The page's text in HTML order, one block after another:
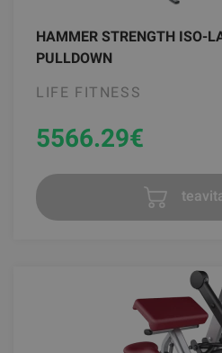
HAMMER STRENGTH ISO-
PULLDOWN
LIFE FITNESS
5566.29€